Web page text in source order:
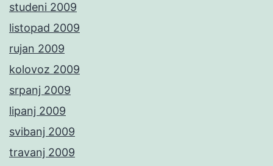
studeni 2009
listopad 2009
rujan 2009
kolovoz 2009
srpanj 2009
lipanj 2009
svibanj 2009
travanj 2009